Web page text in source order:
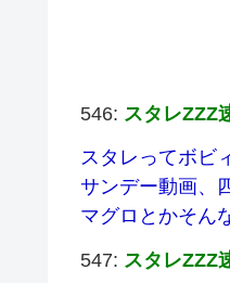
546: スタレZZZ
スタレってボビ
サンデー動画、
マグロとかそん
547: スタレZZZ